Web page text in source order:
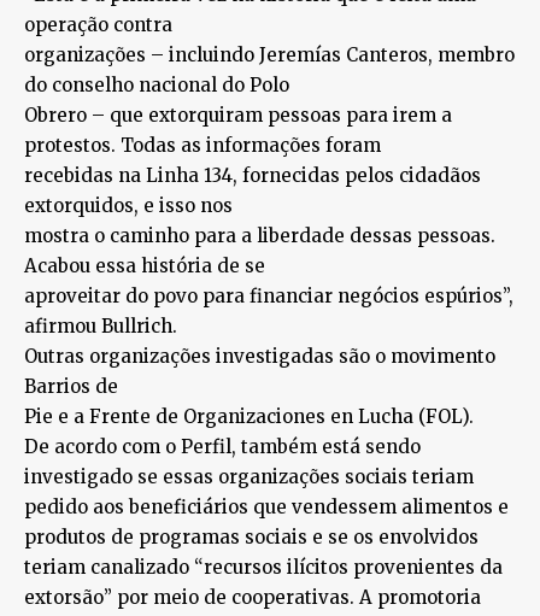
operação contra
organizações – incluindo Jeremías Canteros, membro
do conselho nacional do Polo
Obrero – que extorquiram pessoas para irem a
protestos. Todas as informações foram
recebidas na Linha 134, fornecidas pelos cidadãos
extorquidos, e isso nos
mostra o caminho para a liberdade dessas pessoas.
Acabou essa história de se
aproveitar do povo para financiar negócios espúrios”,
afirmou Bullrich.
Outras organizações investigadas são o movimento
Barrios de
Pie e a Frente de Organizaciones en Lucha (FOL).
De acordo com o Perfil, também está sendo
investigado se essas organizações sociais teriam
pedido aos beneficiários que vendessem alimentos e
produtos de programas sociais e se os envolvidos
teriam canalizado “recursos ilícitos provenientes da
extorsão” por meio de cooperativas. A promotoria